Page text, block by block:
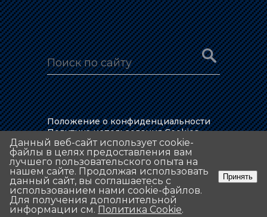
Положение о конфиденциальности
Политика использования Cookies
© 1929 - 2026 АО «Уралмеханобр»
Разработка дизайна и верстка «Ample»
Данный веб-сайт использует cookie-
файлы в целях предоставления вам
лучшего пользовательского опыта на
нашем сайте. Продолжая использовать
данный сайт, вы соглашаетесь с
использованием нами cookie-файлов.
Для получения дополнительной
информации см. Политика Cookie.
Принять
Данный веб-сайт использует cookie-
файлы в целях предоставления вам
лучшего пользовательского опыта на
нашем сайте. Продолжая использовать
данный сайт, вы соглашаетесь с
использованием нами cookie-файлов.
Для получения дополнительной
информации см. Политика Cookie.
Принять